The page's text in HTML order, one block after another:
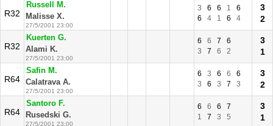
R32
Russell M.
Malisse X.
27/5/2001 23:00
3 6 6 1
6
6
4 1 6 4
3
2
R32
Kuerten G.
Alami K.
27/5/2001 23:00
6 6 7
6
3
7 6 2
3
1
R64
Safin M.
Calatrava A.
27/5/2001 23:00
6 3 6 6
6
3
6 3 7 3
3
2
R64
Santoro F.
Rusedski G.
27/5/2001 23:00
6 6 6
7
1
7 3 5
3
1